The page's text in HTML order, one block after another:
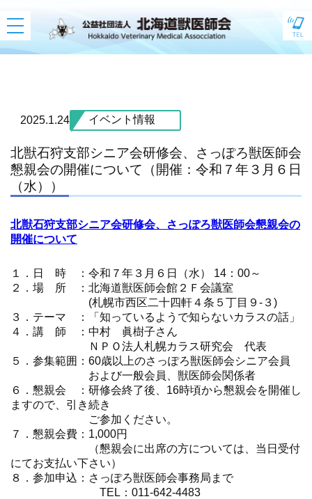
toggle
navigation
2025.1.24 イベント情報
北獣石狩支部シニア会研修会、さっぽろ獣医師会
懇親会の開催について（開催：令和７年３月６日
（水））
北獣石狩支部シニア会研修会、さっぽろ獣医師会懇親会の
開催について
１．日 時 ：令和７年３月６日（水） 14：00～
２．場 所 ：北海道獣医師会館２Ｆ会議室
(札幌市西区二十四軒４条５丁目９-３)
３．テーマ ：「知っているようで知らないカラスの話」
４．講 師 ：中村 眞樹子さん
ＮＰＯ法人札幌カラス研究会 代表
５．参集範囲：60歳以上のさっぽろ獣医師会シニア会員
および一般会員、獣医師会関係者
６．懇親会 ：研修会終了後、16時頃から懇親会を開催し
ますので、引き続き
ご参加ください。
７．懇親会費：1,000円
（懇親会に出席の方については、当日受付
にてお支払い下さい）
８．参加申込：さっぽろ獣医師会事務局まで
TEL：011-642-4483